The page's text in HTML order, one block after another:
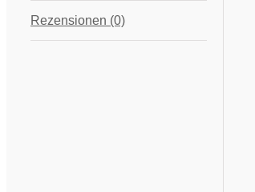
Rezensionen (0)